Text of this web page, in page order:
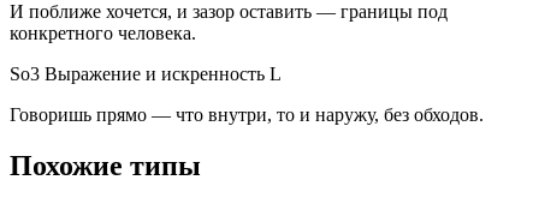
И поближе хочется, и зазор оставить — границы под
конкретного человека.
So3 Выражение и искренность L
Говоришь прямо — что внутри, то и наружу, без обходов.
Похожие типы